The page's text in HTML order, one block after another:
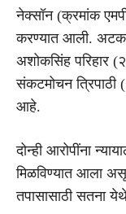
नेक्सॉन (क्रमांक
करण्यात आली. अटक
अशोकसिंह परिहार
संकटमोचन त्रिपाठी
आहे.
दोन्ही आरोपींना
मिळविण्यात आला
तपासासाठी सतना